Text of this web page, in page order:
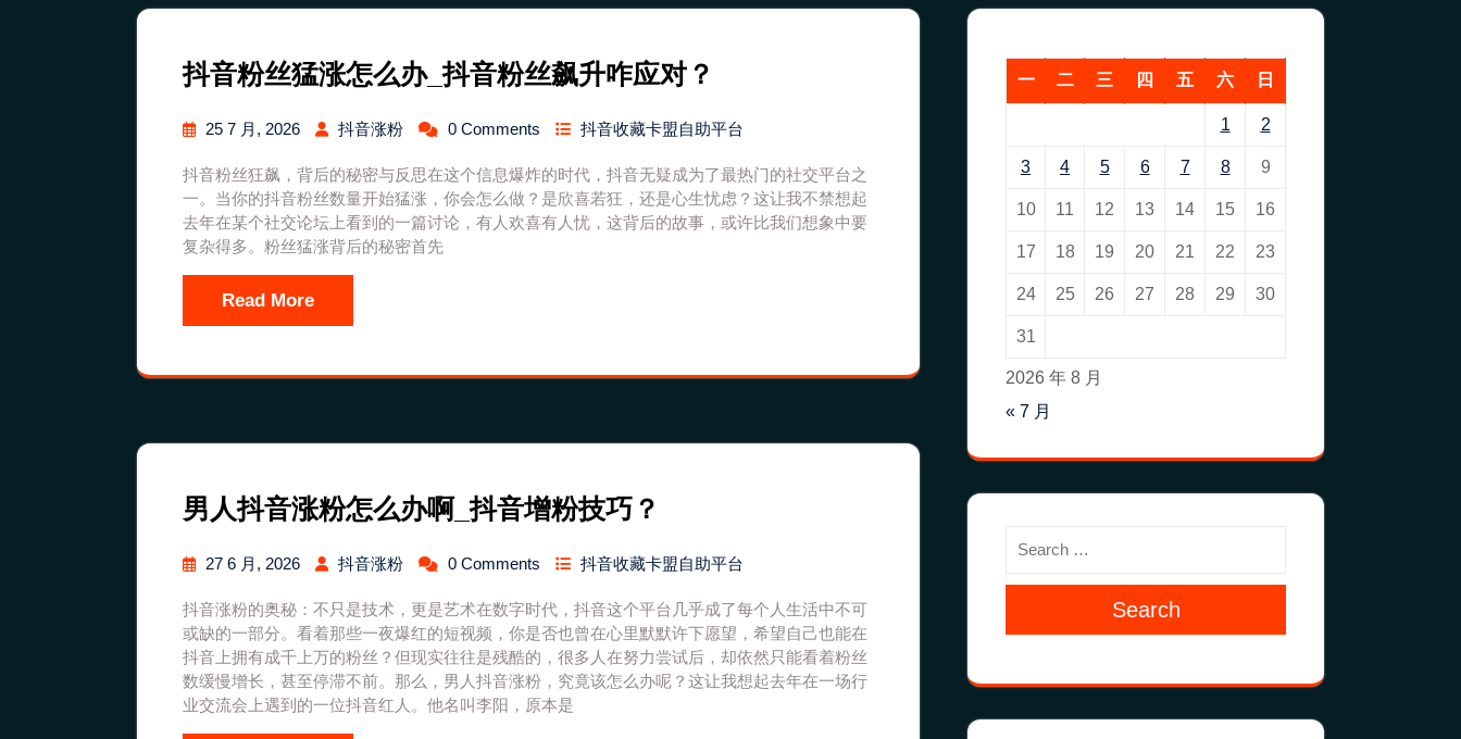
抖音粉丝猛涨怎么办_抖音粉丝飙升咋应对？
25 7 月, 2026 抖音涨粉 0 Comments 抖音收藏卡盟自助平台
抖音粉丝狂飙，背后的秘密与反思在这个信息爆炸的时代，抖音无疑成为了最热门的社交平台之
一。当你的抖音粉丝数量开始猛涨，你会怎么做？是欣喜若狂，还是心生忧虑？这让我不禁想起
去年在某个社交论坛上看到的一篇讨论，有人欢喜有人忧，这背后的故事，或许比我们想象中要
复杂得多。粉丝猛涨背后的秘密首先
Read More
男人抖音涨粉怎么办啊_抖音增粉技巧？
27 6 月, 2026 抖音涨粉 0 Comments 抖音收藏卡盟自助平台
抖音涨粉的奥秘：不只是技术，更是艺术在数字时代，抖音这个平台几乎成了每个人生活中不可
或缺的一部分。看着那些一夜爆红的短视频，你是否也曾在心里默默许下愿望，希望自己也能在
抖音上拥有成千上万的粉丝？但现实往往是残酷的，很多人在努力尝试后，却依然只能看着粉丝
数缓慢增长，甚至停滞不前。那么，男人抖音涨粉，究竟该怎么办呢？这让我想起去年在一场行
业交流会上遇到的一位抖音红人。他名叫李阳，原本是
2026 年 8 月
一 二 三 四 五 六 日
1 2
3 4 5 6 7 8 9
10 11 12 13 14 15 16
17 18 19 20 21 22 23
24 25 26 27 28 29 30
31
« 7 月
Search